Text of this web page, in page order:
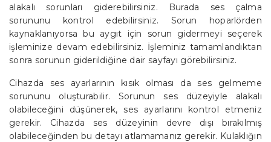
alakalı sorunları giderebilirsiniz. Burada ses çalma
sorununu kontrol edebilirsiniz. Sorun hoparlörden
kaynaklanıyorsa bu aygıt için sorun gidermeyi seçerek
işleminize devam edebilirsiniz. İşleminiz tamamlandıktan
sonra sorunun giderildiğine dair sayfayı görebilirsiniz.
Cihazda ses ayarlarının kısık olması da ses gelmeme
sorununu oluşturabilir. Sorunun ses düzeyiyle alakalı
olabileceğini düşünerek, ses ayarlarını kontrol etmeniz
gerekir. Cihazda ses düzeyinin devre dışı bırakılmış
olabileceğinden bu detayı atlamamanız gerekir. Kulaklığın